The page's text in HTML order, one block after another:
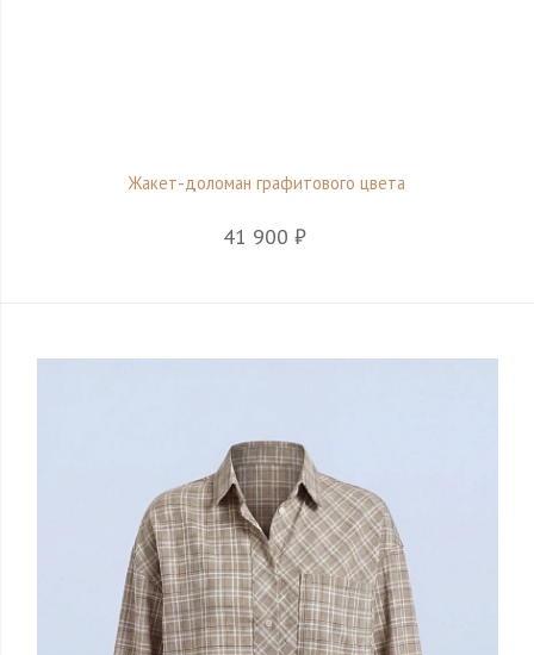
Жакет-доломан графитового цвета
41 900 ₽